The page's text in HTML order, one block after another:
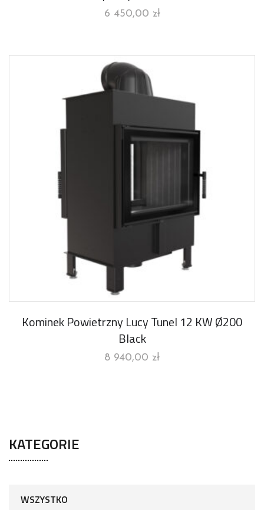
6 450,00 zł
Kominek Powietrzny Lucy Tunel 12 KW Ø200
Black
8 940,00 zł
KATEGORIE
WSZYSTKO